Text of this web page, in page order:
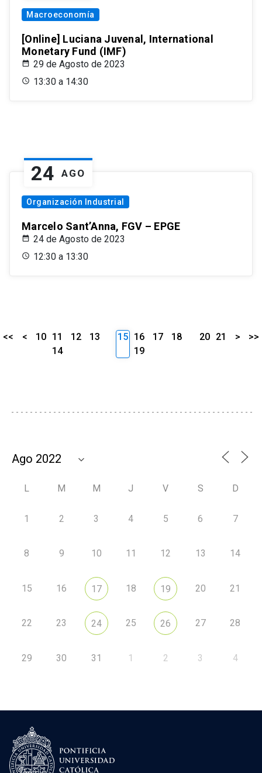
Macroeconomía
[Online] Luciana Juvenal, International
Monetary Fund (IMF)
29 de Agosto de 2023
13:30 a 14:30
24 AGO
Organización Industrial
Marcelo Sant’Anna, FGV – EPGE
24 de Agosto de 2023
12:30 a 13:30
<< < 10 11 12
13
14
15 16 17
18
19
20 21 > >>
L M M J V S D
1 2 3 4 5 6 7
8 9 10 11 12 13 14
15 16 17 18 19 20 21
22 23 24 25 26 27 28
29 30 31 1 2 3 4